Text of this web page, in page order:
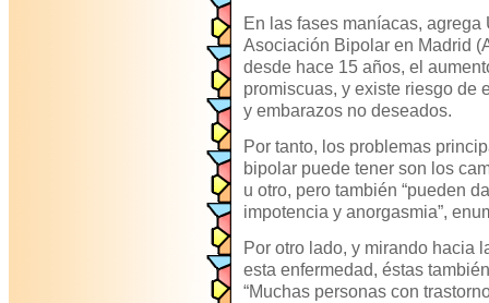
En las fases maníacas,
Asociación Bipolar en Madrid
desde hace 15 años, el
promiscuas, y existe riesgo de
y embarazos no deseados.
Por tanto, los problemas
bipolar puede tener son los
u otro, pero también “pueden
impotencia y anorgasmia”,
Por otro lado, y mirando hacia
esta enfermedad, éstas
“Muchas personas con